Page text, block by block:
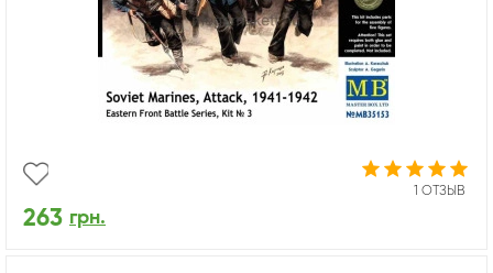
1 ОТЗЫВ
263 грн.